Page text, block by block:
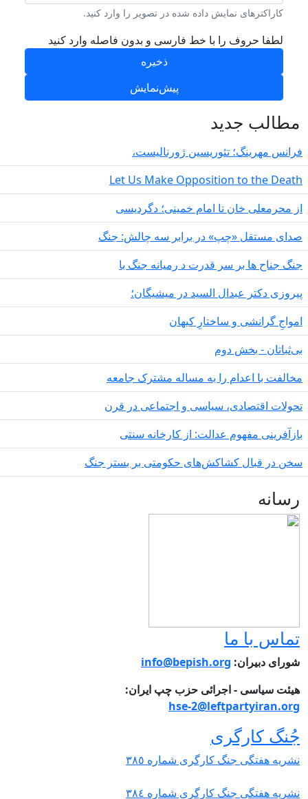
کاراکترهای نمایش داده شده در تصویر را وارد کنید.
لطفا حروف را با خط فارسی و بدون فاصله وارد کنید
جدید
مهرینگ؛ تئوریسین ژورنالیست،
Let Us Make Opposition to the
محرمعلی خان تا امام خمینی؛ دگردیسی
مستقل «چپ» در برابر سه چالش: جنگ
جناح ها بر سر قدرت د رمیانە جنگ با
دکتر عبدال السید در میشیگان؛
گرانشی و ساختارِ کیهان
- بخش دوم
با اعدام را به مساله مشترک جامعه
اقتصادی، سیاسی و اجتماعی در قرن
مفهوم عدالت: از کارخانه سنتی
در قبال کشاکش‌های حکومتی بر بستر جنگ
با ما
دبیران:info@bepish.org
سیاسی - اجرائی حزب چپ ایران:
hse-
کارگری
هفتگی جنگ کارگری شمارە ٣٨٥
هفتگی جنگ کارگری شمارە ٣٨٤